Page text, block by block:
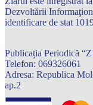
Dezvoltării
identificare de stat
Publicația Periodică
Telefon: 069326061
Adresa: Republica
ap.2